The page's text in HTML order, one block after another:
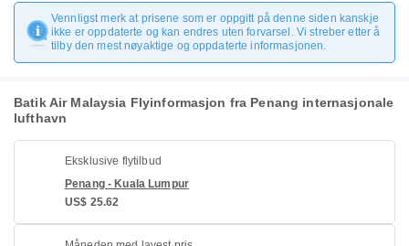
Vennligst merk at prisene som er oppgitt på denne siden kanskje
ikke er oppdaterte og kan endres uten forvarsel. Vi streber etter å
tilby den mest nøyaktige og oppdaterte informasjonen.
Batik Air Malaysia Flyinformasjon fra Penang internasjonale
lufthavn
Eksklusive flytilbud
Penang - Kuala Lumpur
US$ 25.62